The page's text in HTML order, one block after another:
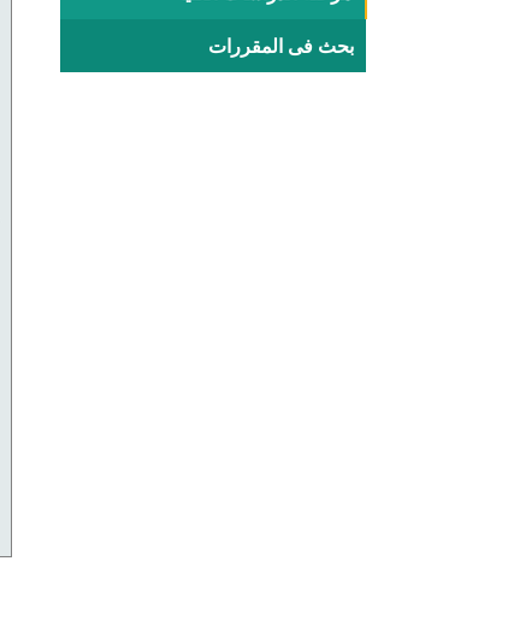
بحث فى المقررات